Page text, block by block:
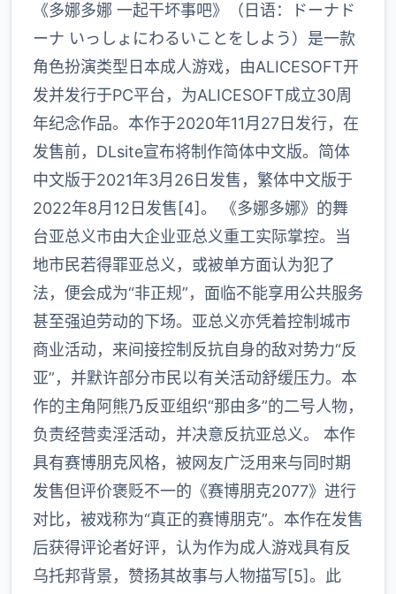
《多娜多娜 一起干坏事吧》（日语：ドーナド
ーナ いっしょにわるいことをしよう）是一款
角色扮演类型日本成人游戏，由ALICESOFT开
发并发行于PC平台，为ALICESOFT成立30周
年纪念作品。本作于2020年11月27日发行，在
发售前，DLsite宣布将制作简体中文版。简体
中文版于2021年3月26日发售，繁体中文版于
2022年8月12日发售[4]。 《多娜多娜》的舞
台亚总义市由大企业亚总义重工实际掌控。当
地市民若得罪亚总义，或被单方面认为犯了
法，便会成为“非正规”，面临不能享用公共服务
甚至强迫劳动的下场。亚总义亦凭着控制城市
商业活动，来间接控制反抗自身的敌对势力“反
亚”，并默许部分市民以有关活动舒缓压力。本
作的主角阿熊乃反亚组织“那由多”的二号人物，
负责经营卖淫活动，并决意反抗亚总义。 本作
具有赛博朋克风格，被网友广泛用来与同时期
发售但评价褒贬不一的《赛博朋克2077》进行
对比，被戏称为“真正的赛博朋克”。本作在发售
后获得评论者好评，认为作为成人游戏具有反
乌托邦背景，赞扬其故事与人物描写[5]。此